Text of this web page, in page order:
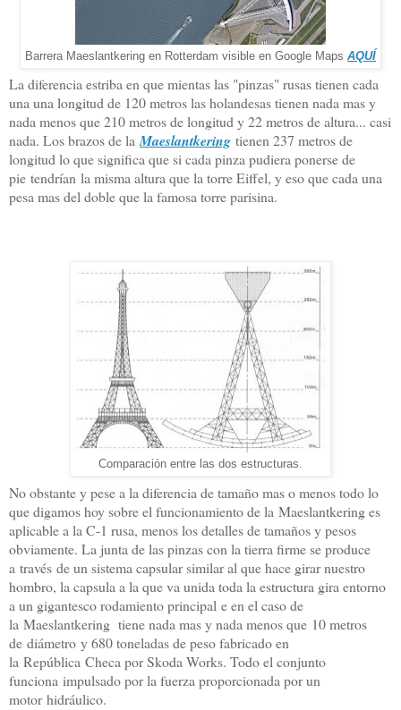
Barrera Maeslantkering en Rotterdam visible en Google Maps AQUÍ
La diferencia estriba en que mientas las "pinzas" rusas tienen cada
una una longitud de 120 metros las holandesas tienen nada mas y
nada menos que 210 metros de longitud y 22 metros de altura... casi
nada. Los brazos de laMaeslantkering tienen 237 metros de
longitud lo que significa que si cada pinza pudiera ponerse de
pie tendrían la misma altura que la torre Eiffel, y eso que cada una
pesa mas del doble que la famosa torre parisina.
Comparación entre las dos estructuras.
No obstante y pese a la diferencia de tamaño mas o menos todo lo
que digamos hoy sobre el funcionamiento de la Maeslantkering es
aplicable a la C-1 rusa, menos los detalles de tamaños y pesos
obviamente. La junta de las pinzas con la tierra firme se produce
a través de un sistema capsular similar al que hace girar nuestro
hombro, la capsula a la que va unida toda la estructura gira entorno
a un gigantesco rodamiento principal e en el caso de
la Maeslantkering tiene nada mas y nada menos que 10 metros
de diámetro y 680 toneladas de peso fabricado en
la República Checa por Skoda Works. Todo el conjunto
funciona impulsado por la fuerza proporcionada por un
motor hidráulico.